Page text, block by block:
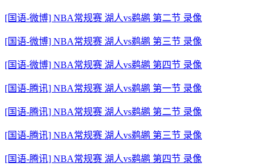
[国语-微博] NBA常规赛 湖人vs鹈鹕 第二节 录像
[国语-微博] NBA常规赛 湖人vs鹈鹕 第三节 录像
[国语-微博] NBA常规赛 湖人vs鹈鹕 第四节 录像
[国语-腾讯] NBA常规赛 湖人vs鹈鹕 第一节 录像
[国语-腾讯] NBA常规赛 湖人vs鹈鹕 第二节 录像
[国语-腾讯] NBA常规赛 湖人vs鹈鹕 第三节 录像
[国语-腾讯] NBA常规赛 湖人vs鹈鹕 第四节 录像